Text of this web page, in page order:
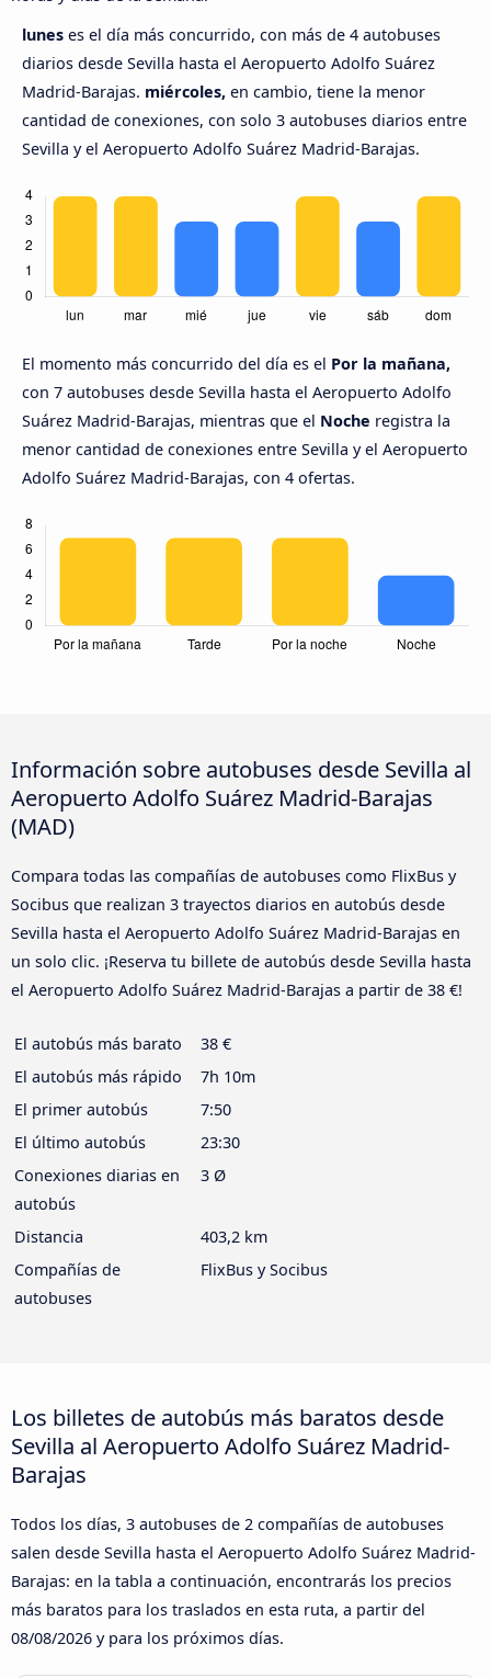
lunes es el día más concurrido, con más de 4 autobuses
diarios desde Sevilla hasta el Aeropuerto Adolfo Suárez
Madrid-Barajas. miércoles, en cambio, tiene la menor
cantidad de conexiones, con solo 3 autobuses diarios entre
Sevilla y el Aeropuerto Adolfo Suárez Madrid-Barajas.
El momento más concurrido del día es el Por la mañana,
con 7 autobuses desde Sevilla hasta el Aeropuerto Adolfo
Suárez Madrid-Barajas, mientras que el Noche registra la
menor cantidad de conexiones entre Sevilla y el Aeropuerto
Adolfo Suárez Madrid-Barajas, con 4 ofertas.
Información sobre autobuses desde Sevilla al
Aeropuerto Adolfo Suárez Madrid-Barajas
(MAD)
Compara todas las compañías de autobuses como FlixBus y
Socibus que realizan 3 trayectos diarios en autobús desde
Sevilla hasta el Aeropuerto Adolfo Suárez Madrid-Barajas en
un solo clic. ¡Reserva tu billete de autobús desde Sevilla hasta
el Aeropuerto Adolfo Suárez Madrid-Barajas a partir de 38 €!
El autobús más barato
38 €
El autobús más rápido
7h 10m
El primer autobús
7:50
El último autobús
23:30
Conexiones diarias en
autobús
3 Ø
Distancia
403,2 km
Compañías de
autobuses
FlixBus y Socibus
Los billetes de autobús más baratos desde
Sevilla al Aeropuerto Adolfo Suárez Madrid-
Barajas
Todos los días, 3 autobuses de 2 compañías de autobuses
salen desde Sevilla hasta el Aeropuerto Adolfo Suárez Madrid-
Barajas: en la tabla a continuación, encontrarás los precios
más baratos para los traslados en esta ruta, a partir del
08/08/2026 y para los próximos días.